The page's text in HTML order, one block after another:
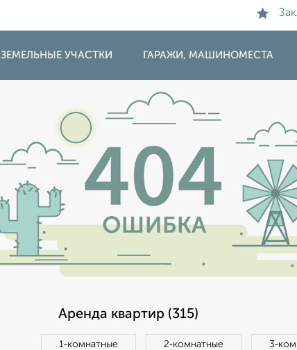
ЗЕМЕЛЬНЫЕ УЧАСТКИ ГАРАЖИ, МАШИНОМЕСТА
Аренда квартир (315)
1‑комнатные 2‑комнатные